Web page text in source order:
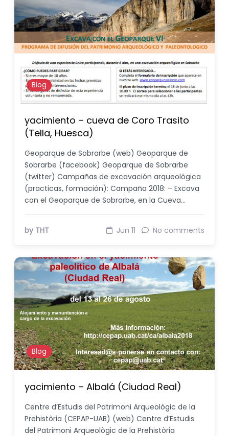
Blog
yacimiento – cueva de Coro Trasito
(Tella, Huesca)
Geoparque de Sobrarbe (web) Geoparque de
Sobrarbe (facebook) Geoparque de Sobrarbe
(twitter) Campañas de excavación arqueológica
(practicas, formación): Campaña 2018: – Excava
con el Geoparque de Sobrarbe, en la Cueva…
by THT Jun 11 No comments
Blog
yacimiento – Albalá (Ciudad Real)
Centre d’Estudis del Patrimoni Arqueològic de la
Prehistòria (CEPAP-UAB) (web) Centre d’Estudis
del Patrimoni Arqueològic de la Prehistòria